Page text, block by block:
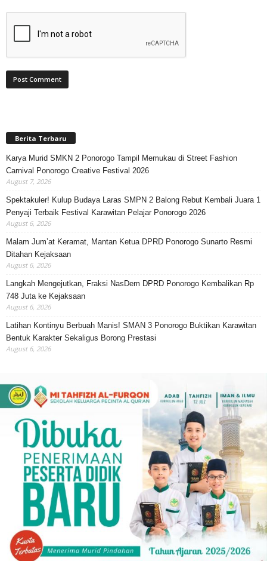
Berita Terbaru
Karya Murid SMKN 2 Ponorogo Tampil Memukau di Street Fashion
Carnival Ponorogo Creative Festival 2026
August 7, 2026
Spektakuler! Kulup Budaya Laras SMPN 2 Balong Rebut Kembali Juara 1
Penyaji Terbaik Festival Karawitan Pelajar Ponorogo 2026
August 6, 2026
Malam Jum’at Keramat, Mantan Ketua DPRD Ponorogo Sunarto Resmi
Ditahan Kejaksaan
August 6, 2026
Langkah Mengejutkan, Fraksi NasDem DPRD Ponorogo Kembalikan Rp
748 Juta ke Kejaksaan
August 6, 2026
Latihan Kontinyu Berbuah Manis! SMAN 3 Ponorogo Buktikan Karawitan
Bentuk Karakter Sekaligus Borong Prestasi
August 6, 2026